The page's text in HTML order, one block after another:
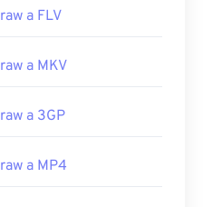
raw a FLV
raw a MKV
raw a 3GP
raw a MP4